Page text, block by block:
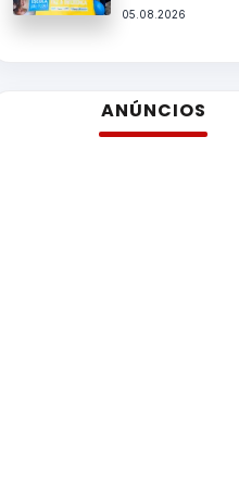
05.08.2026
ANÚNCIOS